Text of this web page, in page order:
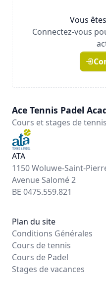
Vous
Connectez-vous
Ace Tennis Padel
Cours et stages de
ATA
1150 Woluwe-Saint-
Avenue Salomé 2
BE 0475.559.821
Plan du site
Conditions Générales
Cours de tennis
Cours de Padel
Stages de vacances